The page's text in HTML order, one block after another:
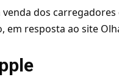
dos
em resposta ao site